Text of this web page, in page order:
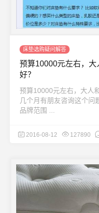
床垫选购疑问解答
预算10000元左右，
好？
预算10000元左右，大人
几个月有朋友咨询这个问
品牌范围 ...
2016-08-12 127890